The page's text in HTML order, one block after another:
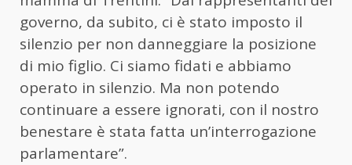
governo, da subito, ci è stato imposto il
silenzio per non danneggiare la posizione
di mio figlio. Ci siamo fidati e abbiamo
operato in silenzio. Ma non potendo
continuare a essere ignorati, con il nostro
benestare è stata fatta un’interrogazione
parlamentare”.